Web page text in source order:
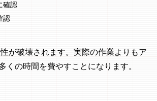
確認
認
が破壊されます。実際の作業よりもア
くの時間を費やすことになります。